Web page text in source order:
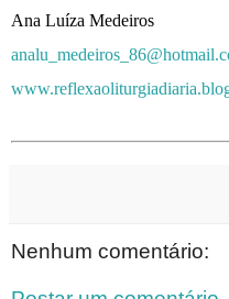
Ana Luíza Medeiros
Nenhum comentário: